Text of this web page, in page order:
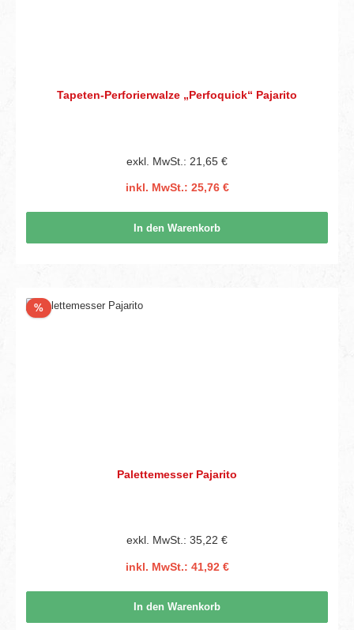
Tapeten-Perforierwalze „Perfoquick“ Pajarito
exkl. MwSt.: 21,65 €
inkl. MwSt.: 25,76 €
In den Warenkorb
%Rabatt
Palettemesser Pajarito
exkl. MwSt.: 35,22 €
inkl. MwSt.: 41,92 €
In den Warenkorb